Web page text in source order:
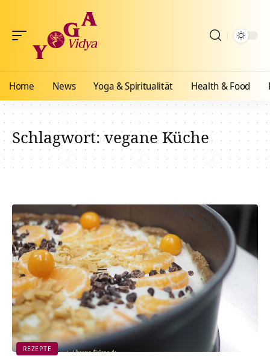
Home News Yoga & Spiritualität Health & Food
Schlagwort:vegane Küche
REZEPTE